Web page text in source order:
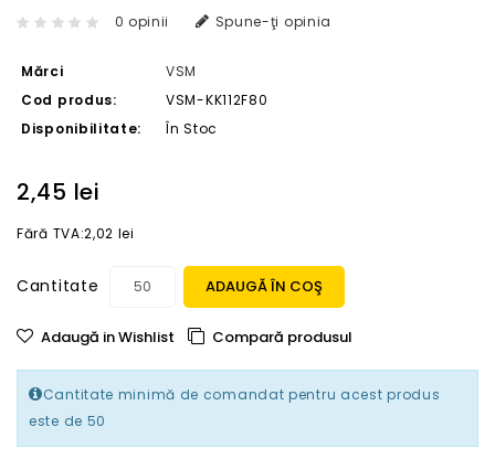
0 opinii Spune-ţi opinia
Mărci
VSM
Cod produs:
VSM-KK112F80
Disponibilitate:
În Stoc
2,45 lei
Fără TVA:2,02 lei
Cantitate ADAUGĂ ÎN COŞ
Adaugă in Wishlist Compară produsul
Cantitate minimă de comandat pentru acest produs
este de 50